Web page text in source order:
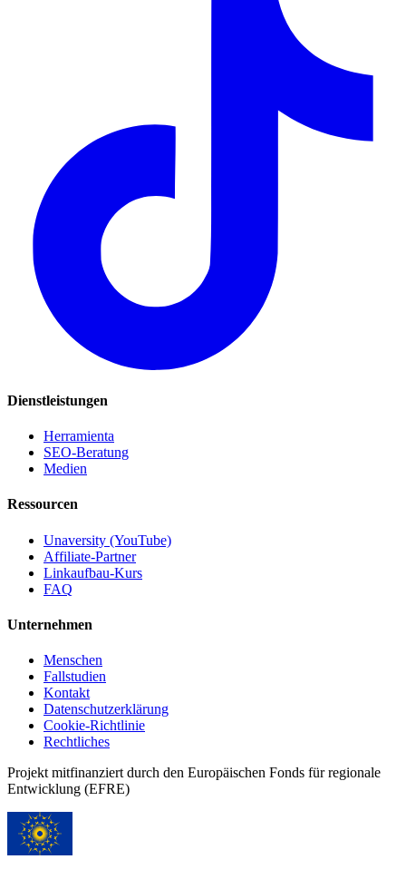
Dienstleistungen
Herramienta
SEO-Beratung
Medien
Ressourcen
Unaversity (YouTube)
Affiliate-Partner
Linkaufbau-Kurs
FAQ
Unternehmen
Menschen
Fallstudien
Kontakt
Datenschutzerklärung
Cookie-Richtlinie
Rechtliches
Projekt mitfinanziert durch den Europäischen Fonds für regionale
Entwicklung (EFRE)